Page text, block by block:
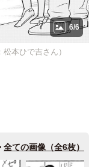
6/6
本ひで吉さん）
全ての画像（全6枚）